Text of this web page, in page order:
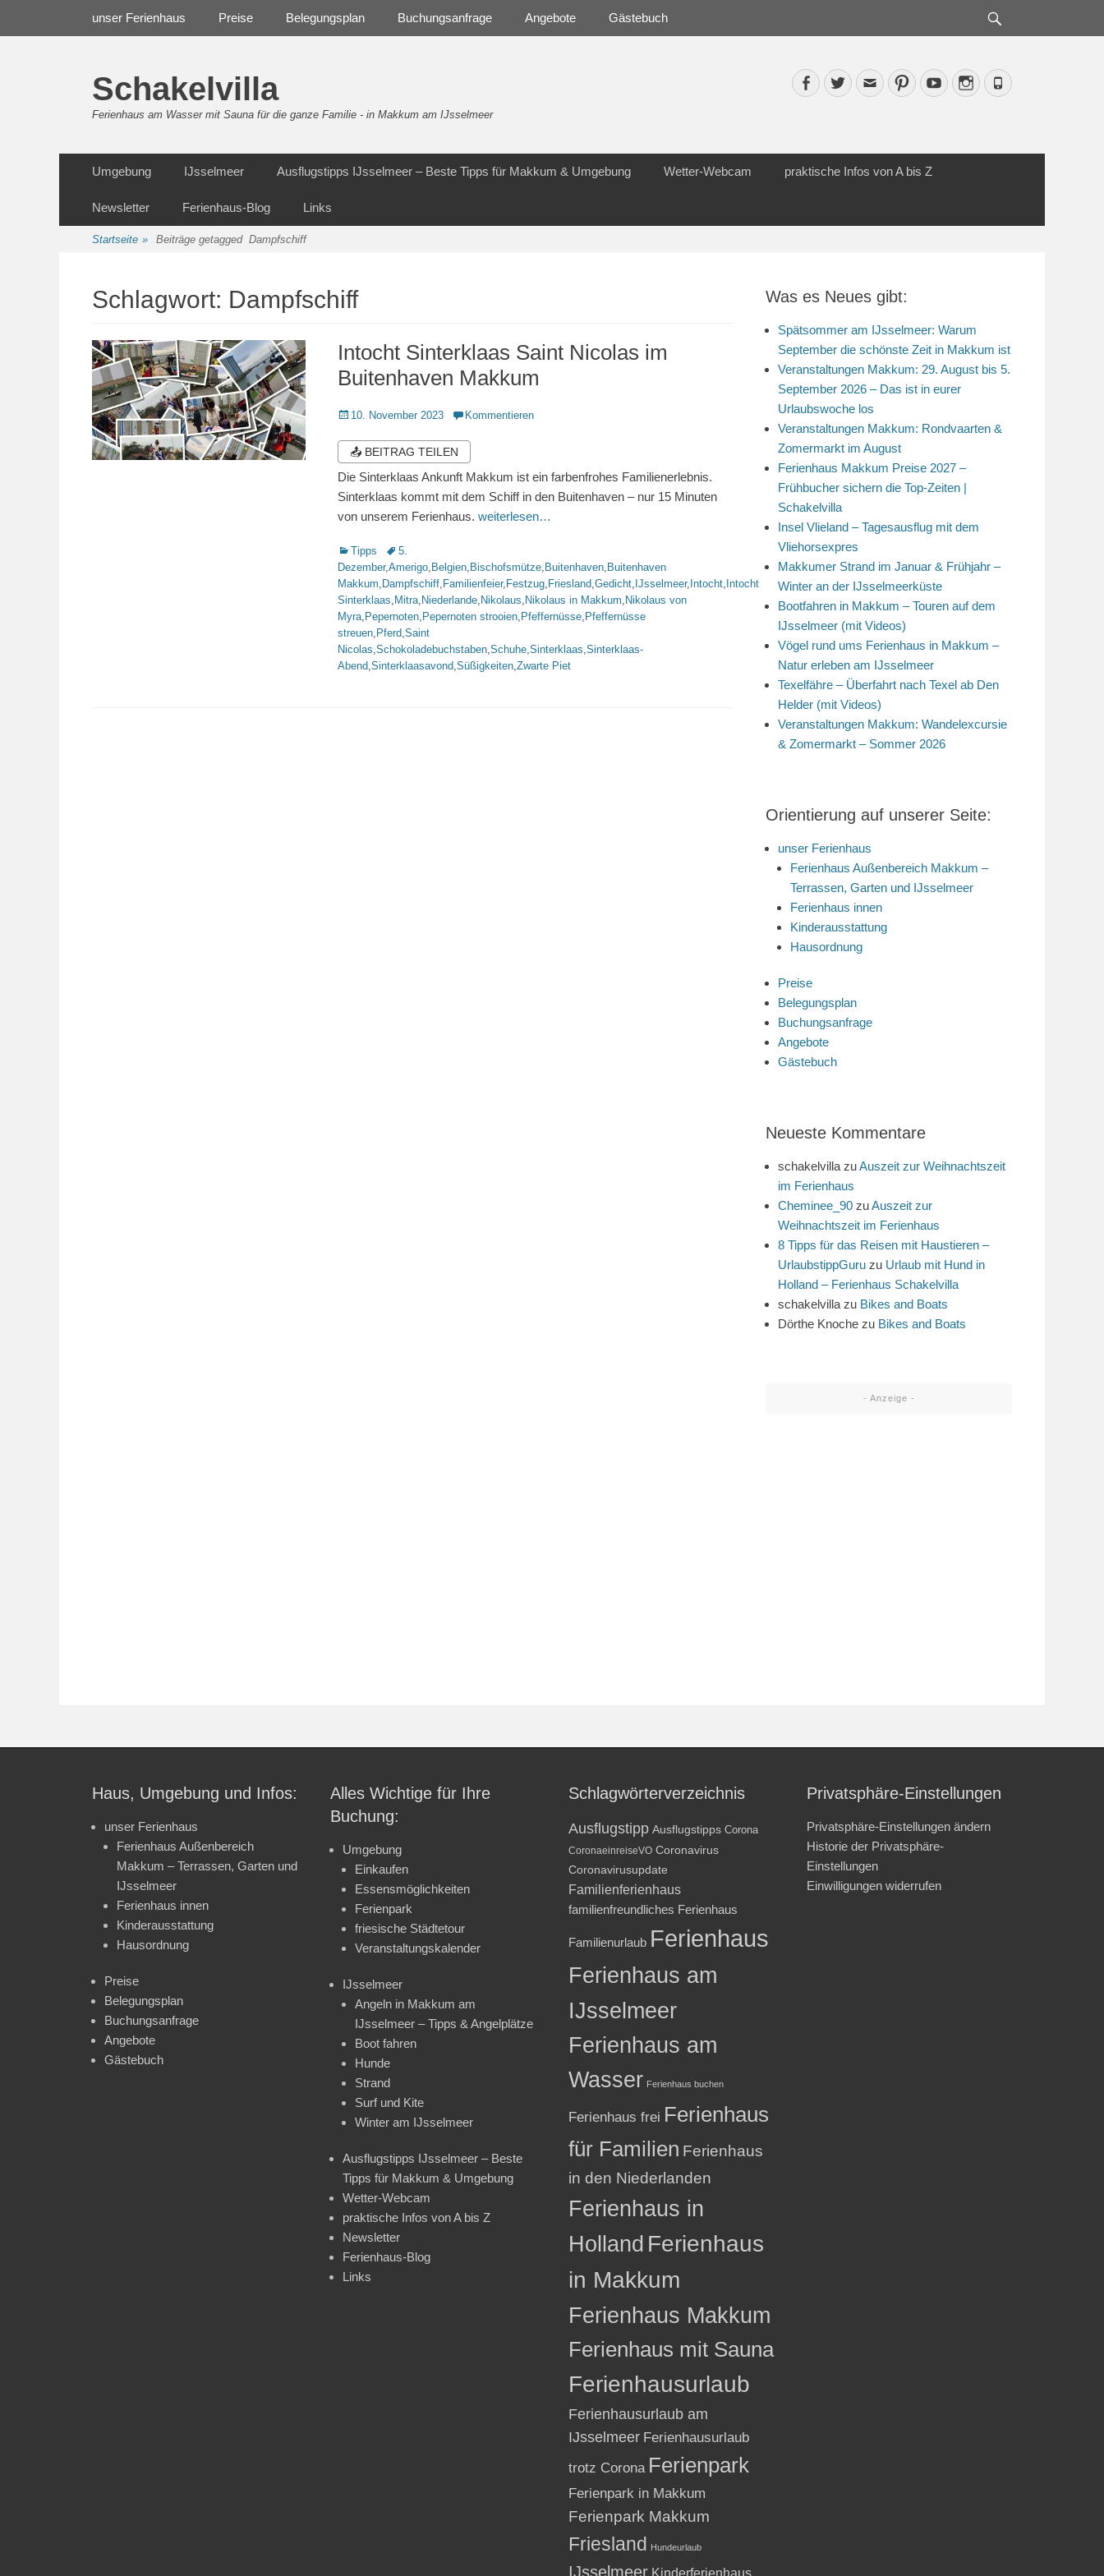
unser Ferienhaus Preise Belegungsplan Buchungsanfrage Angebote Gästebuch
Schakelvilla
Ferienhaus am Wasser mit Sauna für die ganze Familie - in Makkum am IJsselmeer
Facebook
TwitterEmailPinterestYouTubeInstagram
Phone
Inhalt
Umgebung IJsselmeer Ausflugstipps IJsselmeer – Beste Tipps für Makkum & Umgebung Wetter-Webcam praktische Infos von A bis Z
Newsletter Ferienhaus-Blog Links
Startseite » Beiträge getagged Dampfschiff
Schlagwort: Dampfschiff
Intocht Sinterklaas Saint Nicolas im
Buitenhaven Makkum
Veröffentlicht
10. November 2023 Kommentieren
📤 BEITRAG TEILEN
Die Sinterklaas Ankunft Makkum ist ein farbenfrohes Familienerlebnis.
Sinterklaas kommt mit dem Schiff in den Buitenhaven – nur 15 Minuten
von unserem Ferienhaus. weiterlesen…
Kategorien
Tipps Schlagworte
5.
Dezember,Amerigo, Belgien, Bischofsmütze, Buitenhaven, Buitenhaven
Makkum, Dampfschiff, Familienfeier, Festzug, Friesland,Gedicht, IJsselmeer, Intocht, Intocht
Sinterklaas, Mitra, Niederlande, Nikolaus, Nikolaus in Makkum, Nikolaus von
Myra, Pepernoten, Pepernoten strooien, Pfeffernüsse, Pfeffernüsse
streuen, Pferd,Saint
Nicolas,Schokoladebuchstaben,Schuhe,Sinterklaas,Sinterklaas-
Abend,Sinterklaasavond,Süßigkeiten,Zwarte Piet
Was es Neues gibt:
Spätsommer am IJsselmeer: Warum
September die schönste Zeit in Makkum ist
Veranstaltungen Makkum: 29. August bis 5.
September 2026 – Das ist in eurer
Urlaubswoche los
Veranstaltungen Makkum: Rondvaarten &
Zomermarkt im August
Ferienhaus Makkum Preise 2027 –
Frühbucher sichern die Top-Zeiten |
Schakelvilla
Insel Vlieland – Tagesausflug mit dem
Vliehorsexpres
Makkumer Strand im Januar & Frühjahr –
Winter an der IJsselmeerküste
Bootfahren in Makkum – Touren auf dem
IJsselmeer (mit Videos)
Vögel rund ums Ferienhaus in Makkum –
Natur erleben am IJsselmeer
Texelfähre – Überfahrt nach Texel ab Den
Helder (mit Videos)
Veranstaltungen Makkum: Wandelexcursie
& Zomermarkt – Sommer 2026
Orientierung auf unserer Seite:
unser Ferienhaus
Ferienhaus Außenbereich Makkum –
Terrassen, Garten und IJsselmeer
Ferienhaus innen
Kinderausstattung
Hausordnung
Preise
Belegungsplan
Buchungsanfrage
Angebote
Gästebuch
Neueste Kommentare
schakelvilla zuAuszeit zur Weihnachtszeit
im Ferienhaus
Cheminee_90 zuAuszeit zur
Weihnachtszeit im Ferienhaus
8 Tipps für das Reisen mit Haustieren –
UrlaubstippGuru zu Urlaub mit Hund in
Holland – Ferienhaus Schakelvilla
schakelvilla zu Bikes and Boats
Dörthe Knoche zu Bikes and Boats
- Anzeige -
Haus, Umgebung und Infos:
unser Ferienhaus
Ferienhaus Außenbereich
Makkum – Terrassen, Garten und
IJsselmeer
Ferienhaus innen
Kinderausstattung
Hausordnung
Preise
Belegungsplan
Buchungsanfrage
Angebote
Gästebuch
Alles Wichtige für Ihre
Buchung:
Umgebung
Einkaufen
Essensmöglichkeiten
Ferienpark
friesische Städtetour
Veranstaltungskalender
IJsselmeer
Angeln in Makkum am
IJsselmeer – Tipps & Angelplätze
Boot fahren
Hunde
Strand
Surf und Kite
Winter am IJsselmeer
Ausflugstipps IJsselmeer – Beste
Tipps für Makkum & Umgebung
Wetter-Webcam
praktische Infos von A bis Z
Newsletter
Ferienhaus-Blog
Links
Schlagwörterverzeichnis
Ausflugstipp Ausflugstipps Corona
CoronaeinreiseVO Coronavirus
Coronavirusupdate
Familienferienhaus
familienfreundliches Ferienhaus
Familienurlaub Ferienhaus
Ferienhaus am
IJsselmeer
Ferienhaus am
Wasser Ferienhaus buchen
Ferienhaus frei Ferienhaus
für Familien Ferienhaus
in den Niederlanden
Ferienhaus in
Holland Ferienhaus
in Makkum
Ferienhaus Makkum
Ferienhaus mit Sauna
Ferienhausurlaub
Ferienhausurlaub am
IJsselmeer Ferienhausurlaub
trotz Corona Ferienpark
Ferienpark in Makkum
Ferienpark Makkum
Friesland Hundeurlaub
IJsselmeer Kinderferienhaus
Privatsphäre-Einstellungen
Privatsphäre-Einstellungen ändern
Historie der Privatsphäre-
Einstellungen
Einwilligungen widerrufen